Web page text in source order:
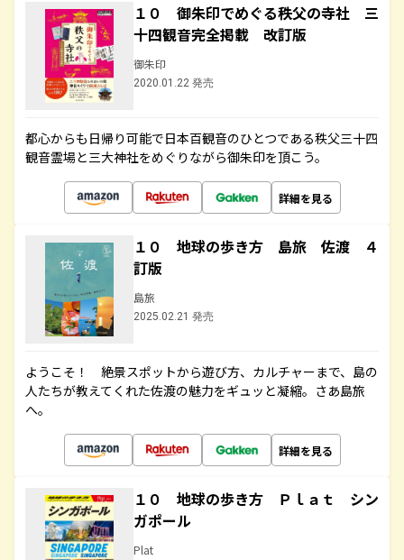
１０ 御朱印でめぐる秩父の寺社 三
十四観音完全掲載 改訂版
御朱印
2020.01.22 発売
都心からも日帰り可能で日本百観音のひとつである秩父三十四
観音霊場と三大神社をめぐりながら御朱印を頂こう。
詳細を見る
１０ 地球の歩き方 島旅 佐渡 ４
訂版
島旅
2025.02.21 発売
ようこそ！ 絶景スポットから遊び方、カルチャーまで、島の
人たちが教えてくれた佐渡の魅力をギュッと凝縮。さあ島旅
へ。
詳細を見る
１０ 地球の歩き方 Ｐｌａｔ シン
ガポール
Plat